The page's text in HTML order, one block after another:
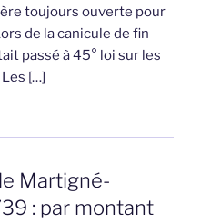
toujours ouverte pour
de la canicule de fin
passé à 45° loi sur les
[…]
Martigné-
: par montant